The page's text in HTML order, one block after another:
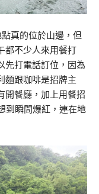
點真的位於山邊，但
都不少人來用餐打
先打電話訂位，因為
麵跟咖啡是招牌主
開餐廳，加上用餐招
到瞬間爆紅，連在地